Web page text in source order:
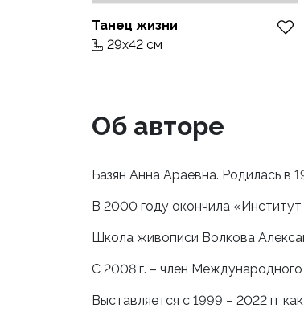
Танец жизни
29x42 см
Об авторе
Базян Анна Араевна. Родилась в
В 2000 году окончила
Школа живописи Волкова
С 2008 г. – член
Выставляется с 1999 – 2022 гг